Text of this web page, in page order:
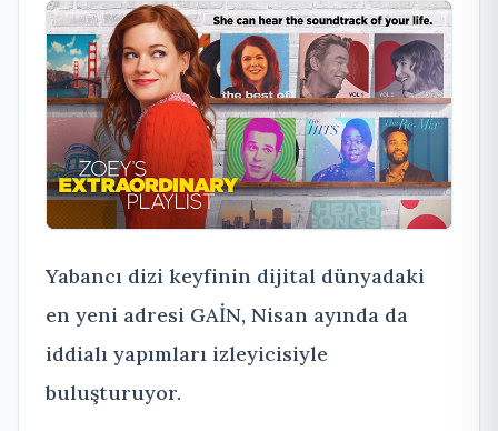
Yabancı dizi keyfinin dijital dünyadaki
en yeni adresi GAİN, Nisan ayında da
iddialı yapımları izleyicisiyle
buluşturuyor.